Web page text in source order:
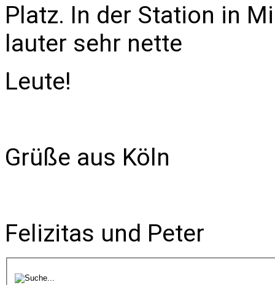
Platz. In der Station in
lauter sehr nette
Leute!
Grüße aus Köln
Felizitas und Peter